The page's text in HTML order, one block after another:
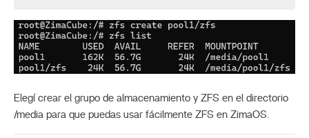
Elegí crear el grupo de almacenamiento y ZFS en el directorio
/media para que puedas usar fácilmente ZFS en ZimaOS.